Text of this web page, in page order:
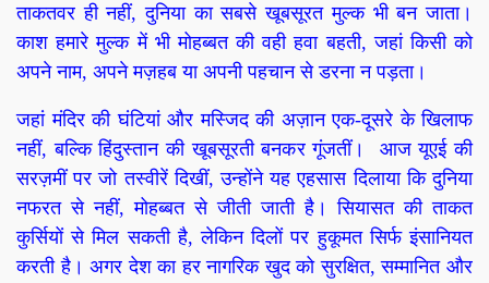
ताकतवर ही नहीं, दुनिया का सबसे खूबसूरत मुल्क भी बन जाता।
काश हमारे मुल्क में भी मोहब्बत की वही हवा बहती, जहां किसी को
अपने नाम, अपने मज़हब या अपनी पहचान से डरना न पड़ता।
जहां मंदिर की घंटियां और मस्जिद की अज़ान एक-दूसरे के खिलाफ
नहीं, बल्कि हिंदुस्तान की खूबसूरती बनकर गूंजतीं। आज यूएई की
सरज़मीं पर जो तस्वीरें दिखीं, उन्होंने यह एहसास दिलाया कि दुनिया
नफरत से नहीं,मोहब्बत से जीती जाती है। सियासत की ताकत
कुर्सियों से मिल सकती है, लेकिन दिलों पर हुकूमत सिर्फ इंसानियत
करती है। अगर देश का हर नागरिक खुद को सुरक्षित, सम्मानित और